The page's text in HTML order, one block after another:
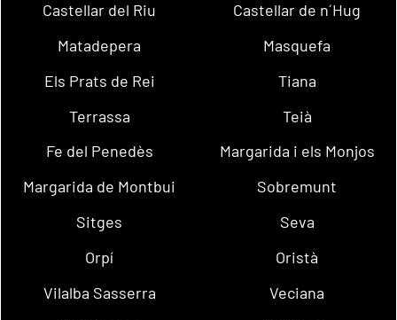
Castellar del Riu
Castellar de n´Hug
Matadepera
Masquefa
Els Prats de Rei
Tiana
Terrassa
Teià
Fe del Penedès
Margarida i els Monjos
Margarida de Montbui
Sobremunt
Sitges
Seva
Orpí
Oristà
Vilalba Sasserra
Veciana